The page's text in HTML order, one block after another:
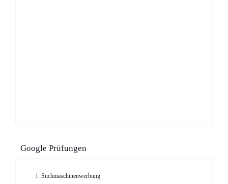
Google Prüfungen
Suchmaschinenwerbung